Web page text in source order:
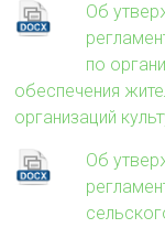
Об
по
обеспечения
организаций
Об